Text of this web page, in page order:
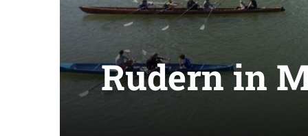
Rudern in